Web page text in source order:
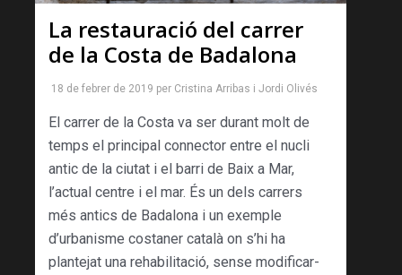
La restauració del carrer
de la Costa de Badalona
18 de febrer de 2019 per Cristina Arribas i Jordi Olivés
El carrer de la Costa va ser durant molt de
temps el principal connector entre el nucli
antic de la ciutat i el barri de Baix a Mar,
l’actual centre i el mar. És un dels carrers
més antics de Badalona i un exemple
d’urbanisme costaner català on s’hi ha
plantejat una rehabilitació, sense modificar-